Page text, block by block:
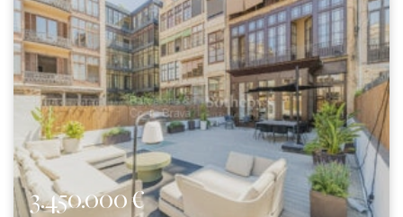
3.450.000 €